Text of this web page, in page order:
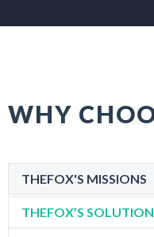
WHY
THEFOX'S MISSIONS
THEFOX’S